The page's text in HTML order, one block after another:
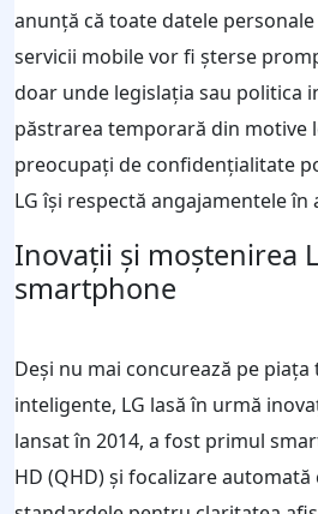
anunță că toate datele
servicii mobile vor fi șterse
doar unde legislația sau politica
păstrarea temporară din motive
preocupați de confidențialitate
LG își respectă angajamentele în
Inovații și moștenirea
smartphone
Deși nu mai concurează pe
inteligente, LG lasă în urmă
lansat în 2014, a fost primul
HD (QHD) și focalizare automată